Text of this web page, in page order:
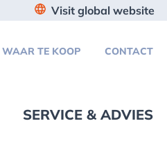
Visit global website
WAAR TE KOOP CONTACT
SERVICE & ADVIES